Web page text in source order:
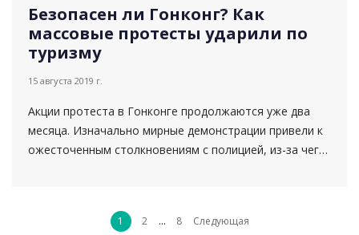
Безопасен ли Гонконг? Как
массовые протесты ударили по
туризму
15 августа 2019 г.
Акции протеста в Гонконге продолжаются уже два
месяца. Изначально мирные демонстрации привели к
ожесточенным столкновениям с полицией, из-за чего
1 2 ... 8 Следующая